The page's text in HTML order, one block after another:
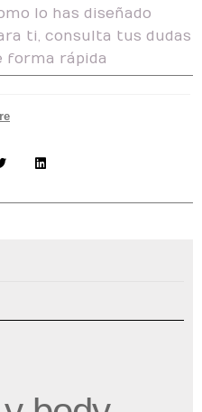
lo has diseñado
ti, consulta tus dudas
forma rápida